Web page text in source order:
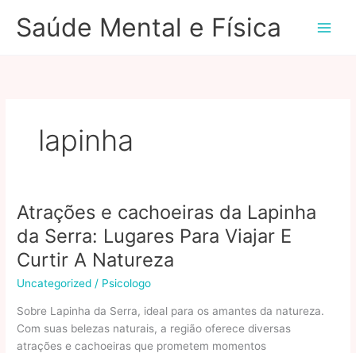
paraSaúde Mental e Física
lapinha
Atrações e cachoeiras da Lapinha
da Serra: Lugares Para Viajar E
Curtir A Natureza
Uncategorized / Psicologo
Sobre Lapinha da Serra, ideal para os amantes da natureza.
Com suas belezas naturais, a região oferece diversas
atrações e cachoeiras que prometem momentos